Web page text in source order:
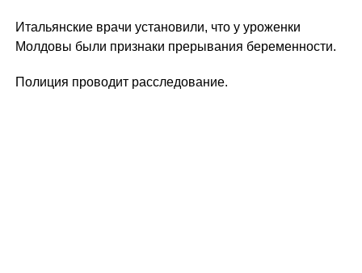
Итальянские врачи установили, что у уроженки
Молдовы были признаки прерывания беременности.
Полиция проводит расследование.